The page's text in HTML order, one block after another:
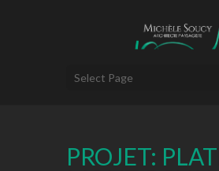
Select Page
PROJET: